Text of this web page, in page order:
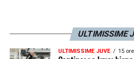
richiedere una nuova
ULTIMISSIME
ULTIMISSIME JUVE 15